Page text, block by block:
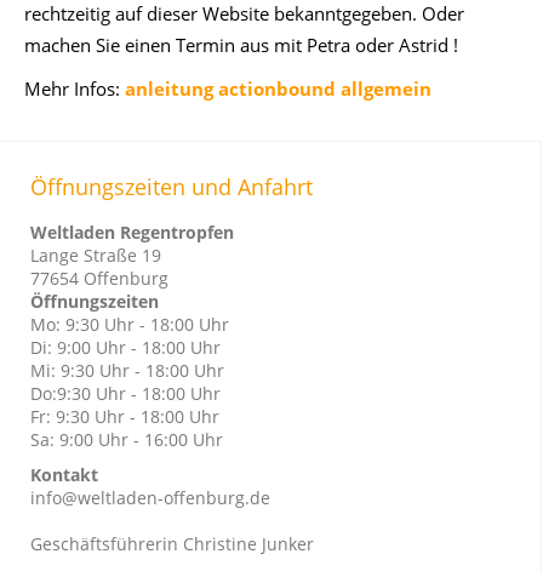
rechtzeitig auf dieser Website bekanntgegeben. Oder
machen Sie einen Termin aus mit Petra oder Astrid !
Mehr Infos: anleitung actionbound allgemein
Öffnungszeiten und Anfahrt
Weltladen Regentropfen
Lange Straße 19
77654 Offenburg
Öffnungszeiten
Mo: 9:30 Uhr - 18:00 Uhr
Di: 9:00 Uhr - 18:00 Uhr
Mi: 9:30 Uhr - 18:00 Uhr
Do:9:30 Uhr - 18:00 Uhr
Fr: 9:30 Uhr - 18:00 Uhr
Sa: 9:00 Uhr - 16:00 Uhr
Kontakt
info@weltladen-offenburg.de
Geschäftsführerin Christine Junker